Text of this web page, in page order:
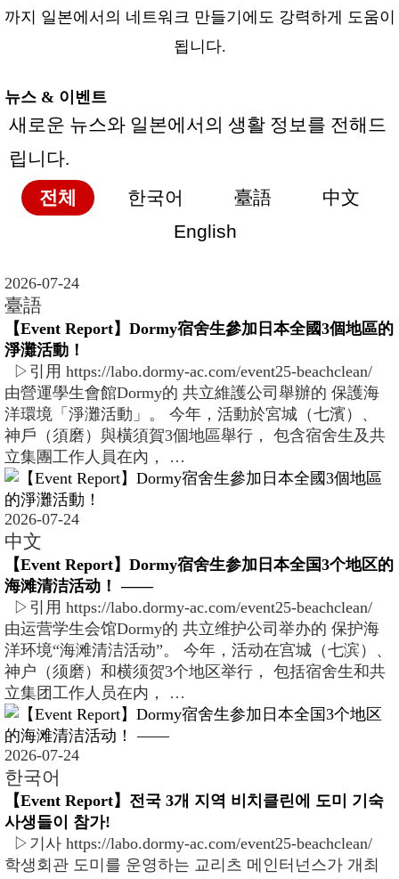
까지 일본에서의 네트워크 만들기에도 강력하게 도움이
됩니다.
뉴스 & 이벤트
새로운 뉴스와 일본에서의 생활 정보를 전해드
립니다.
전체 한국어 臺語
中文
English
2026-07-24
臺語
【Event Report】Dormy宿舍生參加日本全國3個地區的
淨灘活動！
▷引用 https://labo.dormy-ac.com/event25-beachclean/
由營運學生會館Dormy的 共立維護公司舉辦的 保護海
洋環境「淨灘活動」。 今年，活動於宮城（七濱）、
神戶（須磨）與橫須賀3個地區舉行， 包含宿舍生及共
立集團工作人員在內， …
2026-07-24
中文
【Event Report】Dormy宿舍生参加日本全国3个地区的
海滩清洁活动！ ――
▷引用 https://labo.dormy-ac.com/event25-beachclean/
由运营学生会馆Dormy的 共立维护公司举办的 保护海
洋环境“海滩清洁活动”。 今年，活动在宫城（七滨）、
神户（须磨）和横须贺3个地区举行， 包括宿舍生和共
立集团工作人员在内， …
2026-07-24
한국어
【Event Report】전국 3개 지역 비치클린에 도미 기숙
사생들이 참가!
▷기사 https://labo.dormy-ac.com/event25-beachclean/
학생회관 도미를 운영하는 교리츠 메인터넌스가 개최